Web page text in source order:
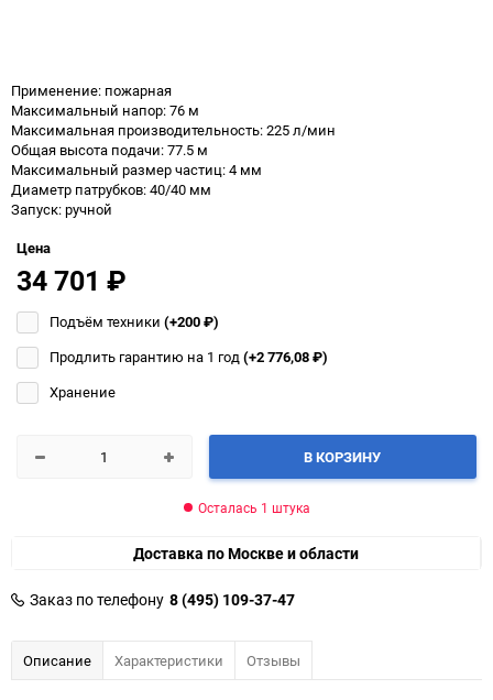
Применение: пожарная
Максимальный напор: 76 м
Максимальная производительность: 225 л/мин
Общая высота подачи: 77.5 м
Максимальный размер частиц: 4 мм
Диаметр патрубков: 40/40 мм
Запуск: ручной
Цена
34 701 ₽
Подъём техники (+200₽)
Продлить гарантию на 1 год(+2 776,08₽)
Хранение
В КОРЗИНУ
Осталась 1 штука
Доставка по Москве и области
Заказ по телефону 8 (495) 109-37-47
Описание Характеристики Отзывы